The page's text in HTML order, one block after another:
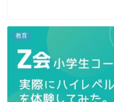
教育